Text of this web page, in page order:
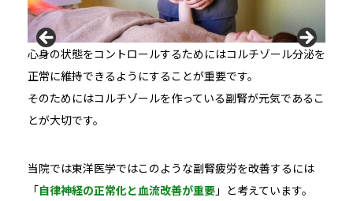
心身の状態をコントロールするためにはコルチゾール分泌を
正常に維持できるようにすることが重要です。
そのためにはコルチゾールを作っている副腎が元気であるこ
とが大切です。
当院では東洋医学ではこのような副腎疲労を改善するには
「自律神経の正常化と血流改善が重要」と考えています。